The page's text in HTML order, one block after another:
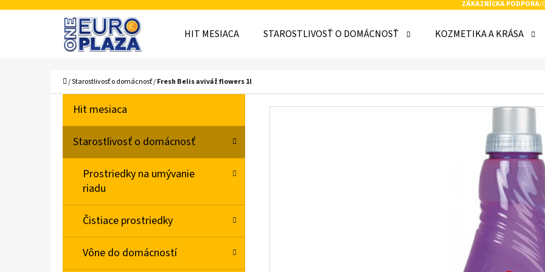
Prejsť
ZÁKAZNÍCKA PODPORA:
HIT MESIACA STAROSTLIVOSŤ O DOMÁCNOSŤ KOZMETIKA A KRÁSA
Domov
/Starostlivosť o domácnosť/Fresh Belis aviváž flowers 1l
N
N
Preskočiť
kategórie
G
Hit mesiaca
Starostlivosť o domácnosť
Prostriedky na umývanie
riadu
Čistiace prostriedky
Vône do domácností
K
Späť
Späť
ČO POTREBUJETE NÁJSŤ?